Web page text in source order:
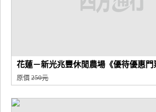
花蓮－新光兆豐休閒農場《優待優惠門
原價250元